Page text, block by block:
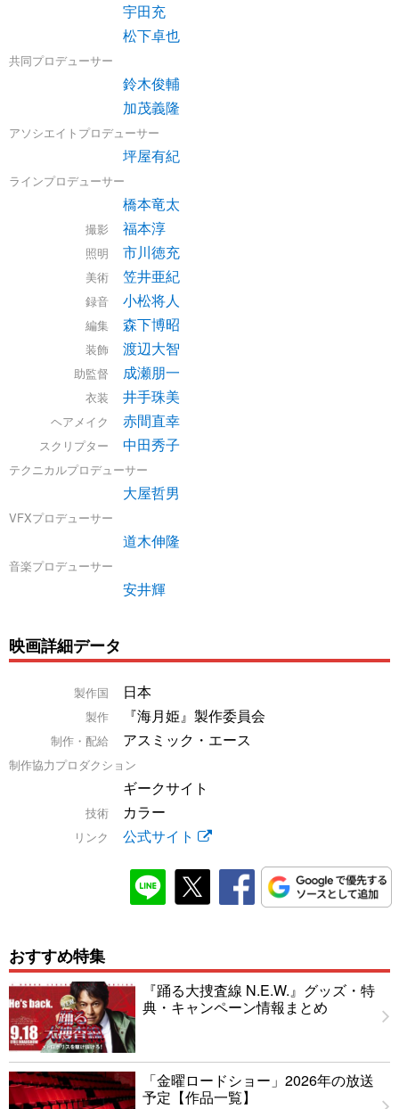
宇田充
松下卓也
共同プロデューサー
鈴木俊輔
加茂義隆
アソシエイトプロデューサー
坪屋有紀
ラインプロデューサー
橋本竜太
撮影 福本淳
照明 市川徳充
美術 笠井亜紀
録音 小松将人
編集 森下博昭
装飾 渡辺大智
助監督 成瀬朋一
衣装 井手珠美
ヘアメイク 赤間直幸
スクリプター 中田秀子
テクニカルプロデューサー
大屋哲男
VFXプロデューサー
道木伸隆
音楽プロデューサー
安井輝
映画詳細データ
製作国 日本
製作 『海月姫』製作委員会
制作・配給 アスミック・エース
制作協力プロダクション
ギークサイト
技術 カラー
リンク 公式サイト
おすすめ特集
『踊る大捜査線 N.E.W.』グッズ・特
典・キャンペーン情報まとめ
「金曜ロードショー」2026年の放送
予定【作品一覧】